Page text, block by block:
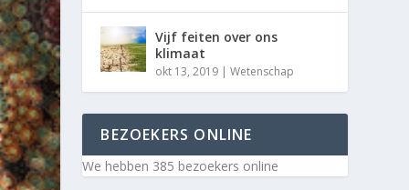
Vijf feiten over ons
klimaat
okt 13, 2019 |Wetenschap
BEZOEKERS ONLINE
We hebben 385 bezoekers online